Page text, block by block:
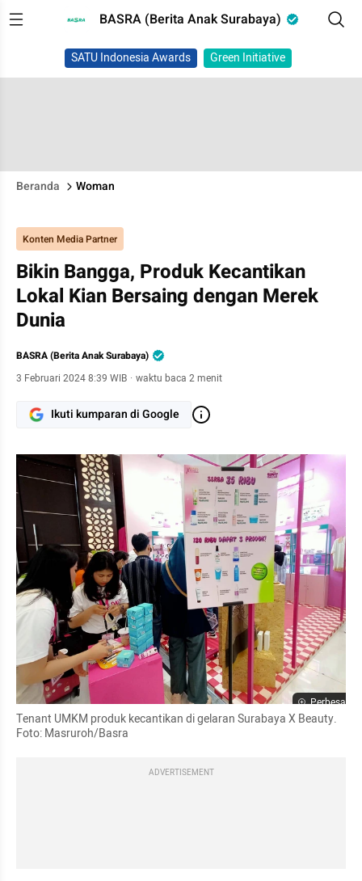
BASRA (Berita Anak Surabaya)
SATU Indonesia Awards Green Initiative
Beranda Woman
Konten Media Partner
Bikin Bangga, Produk Kecantikan
Lokal Kian Bersaing dengan Merek
Dunia
BASRA (Berita Anak Surabaya)
3 Februari 2024 8:39 WIB · waktu baca 2 menit
Ikuti kumparan di Google
Perbesar
Tenant UMKM produk kecantikan di gelaran Surabaya X Beauty.
Foto: Masruroh/Basra
ADVERTISEMENT